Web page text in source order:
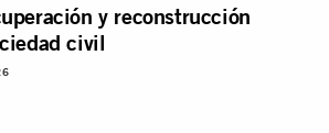
y reconstrucción
civil